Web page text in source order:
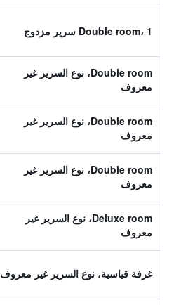
Double room، 1 سرير مزدوج
Double room، نوع السرير غير
معروف
Double room، نوع السرير غير
معروف
Double room، نوع السرير غير
معروف
Deluxe room، نوع السرير غير
معروف
غرفة قياسية، نوع السرير غير معروف